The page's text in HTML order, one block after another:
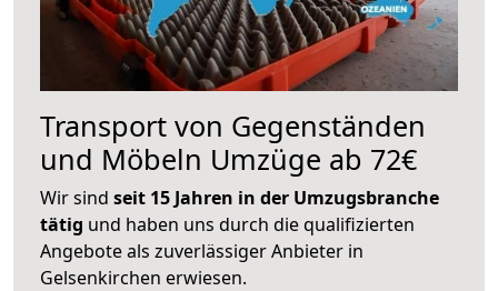
Transport von Gegenständen
und Möbeln Umzüge ab 72€
Wir sind seit 15 Jahren in der Umzugsbranche
tätig und haben uns durch die qualifizierten
Angebote als zuverlässiger Anbieter in
Gelsenkirchen erwiesen.